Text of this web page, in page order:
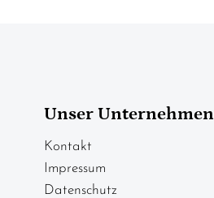
Unser Unternehmen
Kontakt
Impressum
Datenschutz